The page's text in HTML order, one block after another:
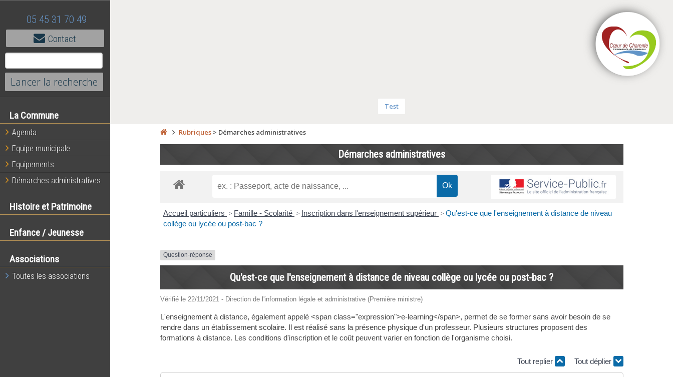
05 45 31 70 49
Contact
La Commune
Agenda
Equipe municipale
Equipements
Démarches administratives
Histoire et Patrimoine
Enfance / Jeunesse
Associations
Toutes les associations
Test
Rubriques> Démarches administratives
Démarches administratives
Accueil particuliers > Famille - Scolarité > Inscription dans l'enseignement supérieur > Qu'est-ce que l'enseignement à distance de niveau
collège ou lycée ou post-bac ?
Question-réponse
Qu'est-ce que l'enseignement à distance de niveau collège ou lycée ou post-bac ?
Vérifié le 22/11/2021 - Direction de l'information légale et administrative (Première ministre)
L'enseignement à distance, également appelé <span class="expression">e-learning</span>, permet de se former sans avoir besoin de se
rendre dans un établissement scolaire. Il est réalisé sans la présence physique d'un professeur. Plusieurs structures proposent des
formations à distance. Les conditions d'inscription et le coût peuvent varier en fonction de l'organisme choisi.
Tout replier Tout déplier